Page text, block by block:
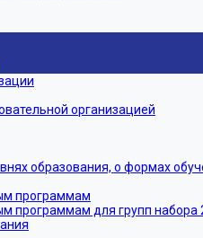
организацией
образования, о формах
программам
программам для групп набора